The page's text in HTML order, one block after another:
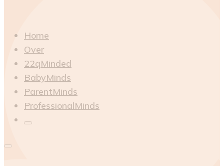
Home
Over
22qMinded
BabyMinds
ParentMinds
ProfessionalMinds